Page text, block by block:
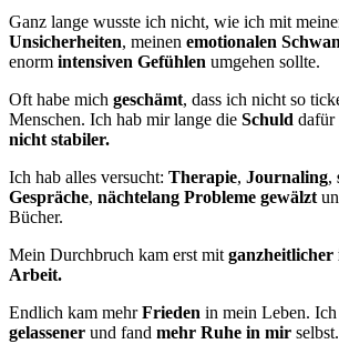
Ganz lange wusste ich nicht, wie ich mit
Unsicherheiten, meinen emotionalen
enorm intensiven Gefühlen umgehen sollte.
Oft habe mich geschämt, dass ich nicht so
Menschen. Ich hab mir lange die Schuld dafür
nicht stabiler.
Ich hab alles versucht: Therapie, Journaling,
Gespräche, nächtelang Probleme gewälzt
Bücher.
Mein Durchbruch kam erst mit
Arbeit.
Endlich kam mehrFrieden in mein Leben.
gelassener und fand mehr Ruhe in mir selbst.